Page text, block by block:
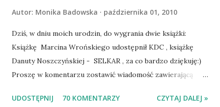
Autor: Monika Badowska października 01, 2010
Dziś, w dniu moich urodzin, do wygrania dwie książki:
Książkę Marcina Wrońskiego udostępnił KDC , książkę
Danuty Noszczyńskiej - SELKAR , za co bardzo dziękuję:)
Proszę w komentarzu zostawić wiadomość zawierającą
Losowanie odbędzie się w niedzielę o 8:00. Zapraszam
UDOSTĘPNIJ 70 KOMENTARZY CZYTAJ DALEJ »